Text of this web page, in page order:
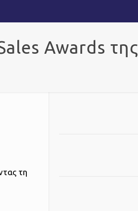
Awards της
τη